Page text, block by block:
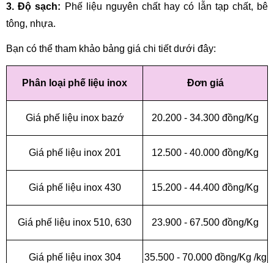
3. Độ sạch: Phế liệu nguyên chất hay có lẫn tạp chất, bê
tông, nhựa.
Bạn có thể tham khảo bảng giá chi tiết dưới đây:
Phân loại phế liệu inox Đơn giá
Giá phế liệu inox bazớ 20.200 - 34.300 đồng/Kg
Giá phế liệu inox 201 12.500 - 40.000 đồng/Kg
Giá phế liệu inox 430 15.200 - 44.400 đồng/Kg
Giá phế liệu inox 510, 630 23.900 - 67.500 đồng/Kg
Giá phế liệu inox 304 35.500 - 70.000 đồng/Kg /kg